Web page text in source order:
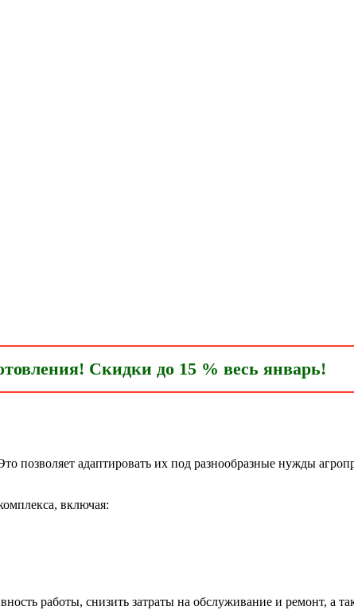
Скидки до 15 % весь январь!
позволяет адаптировать их под разнообразные нужды
включая:
работы, снизить затраты на обслуживание и ремонт, а